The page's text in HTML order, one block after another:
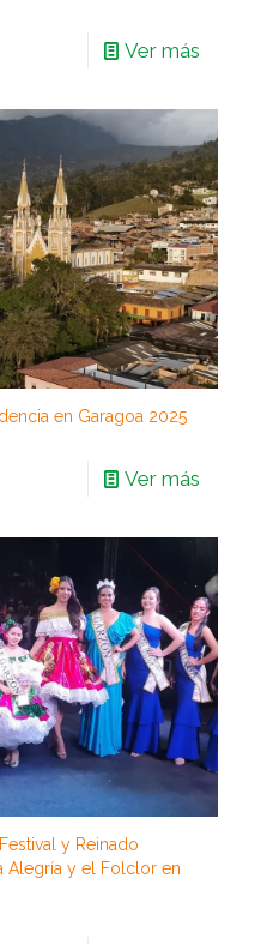
Ver más
en Garagoa 2025
Ver más
y Reinado
Alegría y el Folclor en